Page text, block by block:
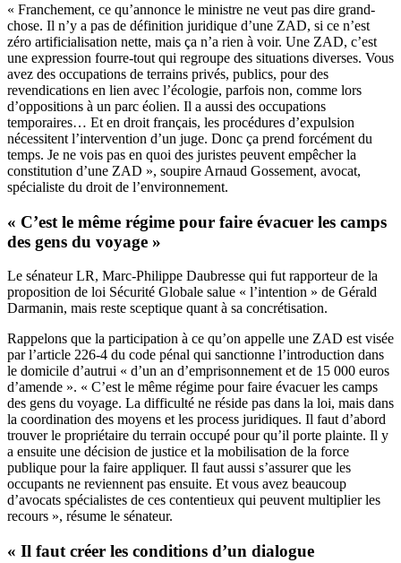
« Franchement, ce qu’annonce le ministre ne veut pas dire grand-
chose. Il n’y a pas de définition juridique d’une ZAD, si ce n’est
zéro artificialisation nette, mais ça n’a rien à voir. Une ZAD, c’est
une expression fourre-tout qui regroupe des situations diverses. Vous
avez des occupations de terrains privés, publics, pour des
revendications en lien avec l’écologie, parfois non, comme lors
d’oppositions à un parc éolien. Il a aussi des occupations
temporaires… Et en droit français, les procédures d’expulsion
nécessitent l’intervention d’un juge. Donc ça prend forcément du
temps. Je ne vois pas en quoi des juristes peuvent empêcher la
constitution d’une ZAD », soupire Arnaud Gossement, avocat,
spécialiste du droit de l’environnement.
« C’est le même régime pour faire évacuer les camps
des gens du voyage »
Le sénateur LR, Marc-Philippe Daubresse qui fut rapporteur de la
proposition de loi Sécurité Globale salue « l’intention » de Gérald
Darmanin, mais reste sceptique quant à sa concrétisation.
Rappelons que la participation à ce qu’on appelle une ZAD est visée
par l’article 226-4 du code pénal qui sanctionne l’introduction dans
le domicile d’autrui « d’un an d’emprisonnement et de 15 000 euros
d’amende ». « C’est le même régime pour faire évacuer les camps
des gens du voyage. La difficulté ne réside pas dans la loi, mais dans
la coordination des moyens et les process juridiques. Il faut d’abord
trouver le propriétaire du terrain occupé pour qu’il porte plainte. Il y
a ensuite une décision de justice et la mobilisation de la force
publique pour la faire appliquer. Il faut aussi s’assurer que les
occupants ne reviennent pas ensuite. Et vous avez beaucoup
d’avocats spécialistes de ces contentieux qui peuvent multiplier les
recours », résume le sénateur.
« Il faut créer les conditions d’un dialogue